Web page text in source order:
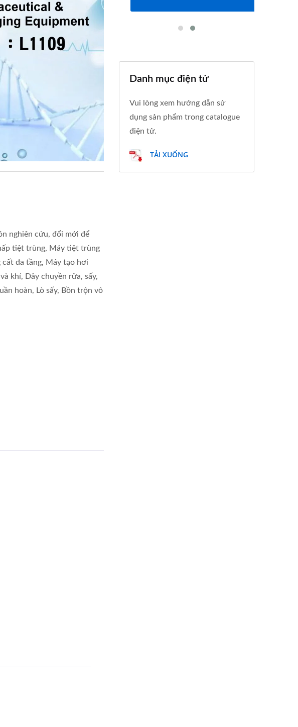
nghiên cứu, đổi mới để
tiệt trùng, Máy tiệt trùng
đa tầng, Máy tạo hơi
khí, Dây chuyền rửa, sấy,
hoàn, Lò sấy, Bồn trộn vô
Danh mục điện tử
Vui lòng xem hướng dẫn sử
dụng sản phẩm trong catalogue
điện tử.
TẢI XUỐNG